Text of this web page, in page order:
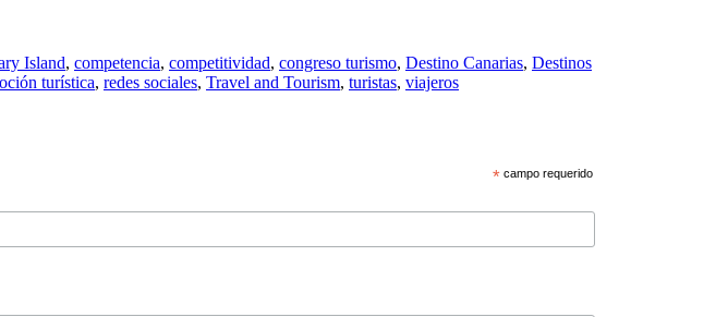
Island, competencia, competitividad, congreso turismo, Destino Canarias, Destinos
turística, redes sociales, Travel and Tourism, turistas, viajeros
*campo requerido